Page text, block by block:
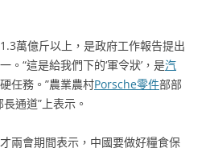
萬億斤以上，是政府工作報告提出
。“這是給我們下的‘軍令狀’，是汽
任務。”農業農村Porsche零件部部
通道”上表示。
兩會期間表示，中國要做好糧食保